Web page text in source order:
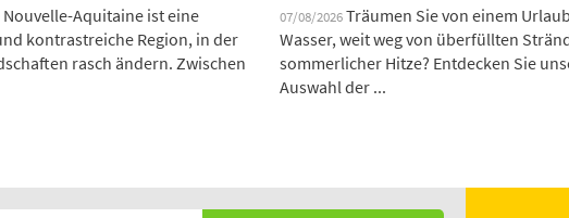
Nouvelle-Aquitaine ist eine
kontrastreiche Region, in der
rasch ändern. Zwischen
07/08/2026Träumen Sie von einem
Wasser, weit weg von überfüllten
sommerlicher Hitze? Entdecken Sie
Auswahl der ...